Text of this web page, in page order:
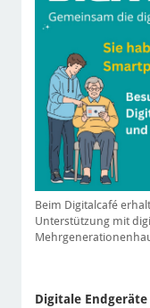
Beim Digitalcafé
Unterstützung mit
Digitale